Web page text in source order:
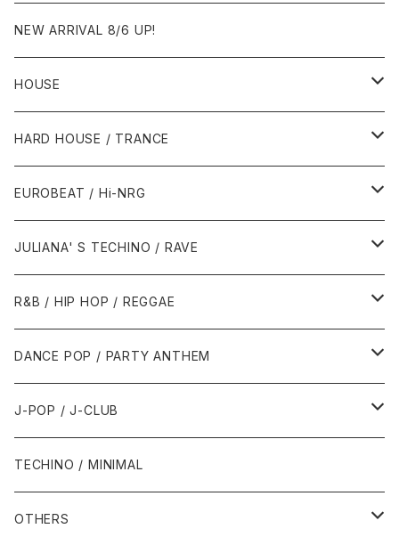
NEW ARRIVAL 8/6 UP!
HOUSE
1980年代
1987年・以前
1988年
1990年代
1990年
1991年
1995年
2000年代
2000年
2001年
2010年代
2010年
2011年
HARD HOUSE / TRANCE
1990年代
1994年・以前
1995年
1999年
2000年代
2000年
2001年
EUROBEAT / Hi-NRG
1980年代
1986年・以前
1987年
1990年代
1990年
1991年
2000年代
JULIANA' S TECHINO / RAVE
1990年代
1990年
1991年
2000年代
2000年
2001年
R&B / HIP HOP / REGGAE
1980年代
1985年・以前
1986年
1990年代
1990年
1991年
2000年代
2000年
DANCE POP / PARTY ANTHEM
1980年代
1988年・以前
1989年
1990年代
1990年
2000年代
J-POP / J-CLUB
1980年代
1990年代
TECHINO / MINIMAL
OTHERS